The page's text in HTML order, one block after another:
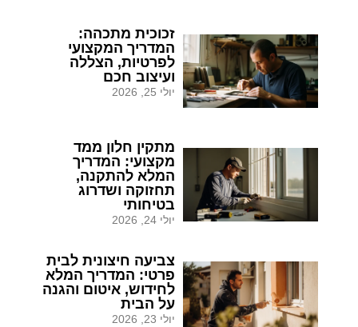
זכוכית מתכהה:
המדריך המקצועי
לפרטיות, הצללה
ועיצוב חכם
יולי 25, 2026
מתקין חלון ממד
מקצועי: המדריך
המלא להתקנה,
תחזוקה ושדרוג
בטיחותי
יולי 24, 2026
צביעה חיצונית לבית
פרטי: המדריך המלא
לחידוש, איטום והגנה
על הבית
יולי 23, 2026